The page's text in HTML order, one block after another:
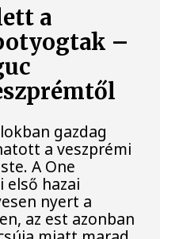
a
–
gazdag
a veszprémi
A One
első hazai
nyert a
az est azonban